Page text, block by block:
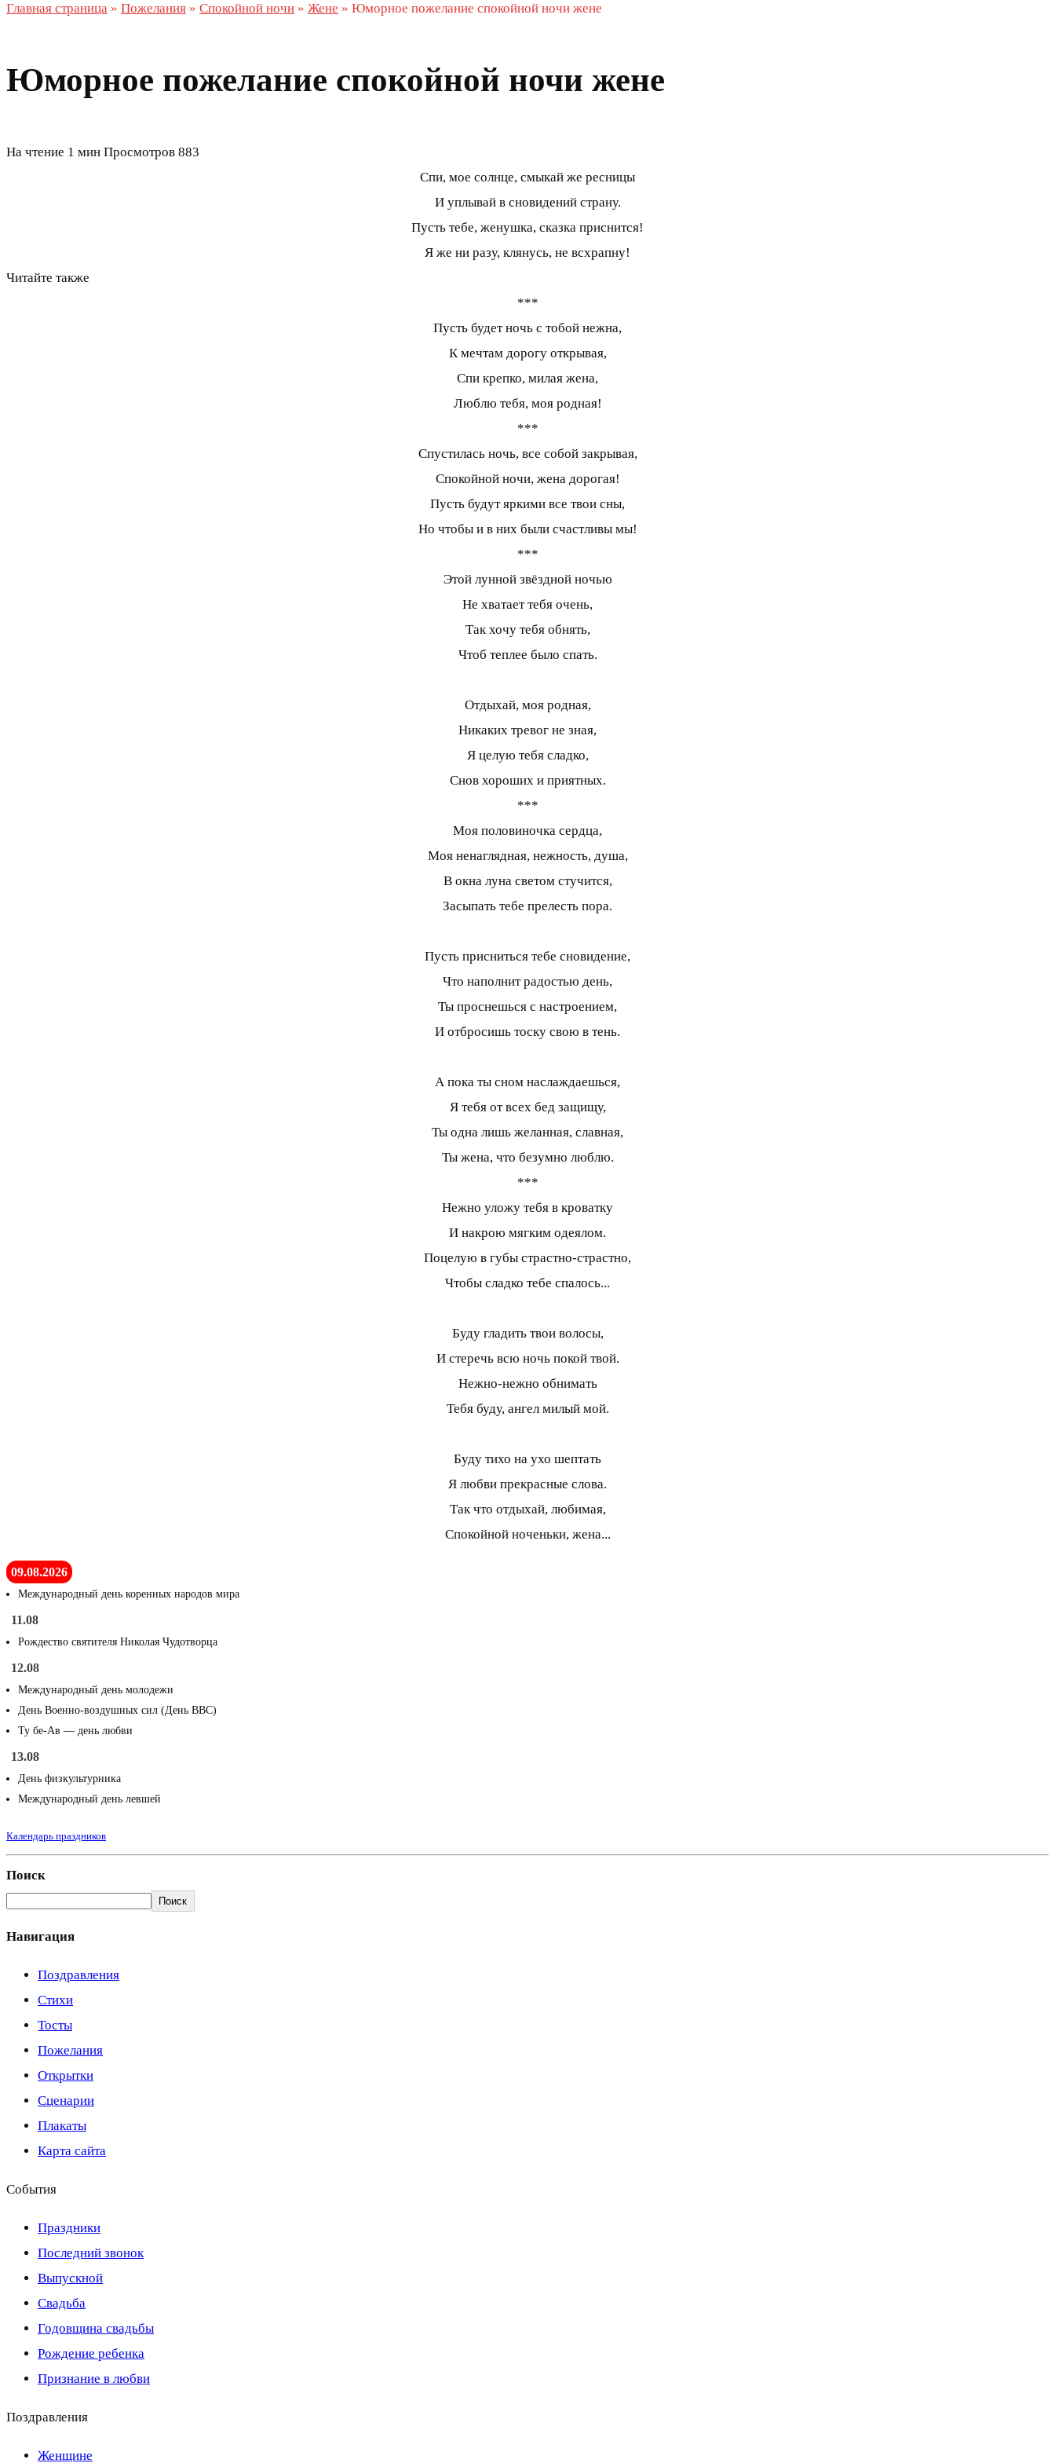
Главная страница » Пожелания » Спокойной ночи » Жене » Юморное пожелание спокойной ночи жене
Юморное пожелание спокойной ночи жене
На чтение 1 мин Просмотров 883
Спи, мое солнце, смыкай же ресницы
И уплывай в сновидений страну.
Пусть тебе, женушка, сказка приснится!
Я же ни разу, клянусь, не всхрапну!
Читайте также
***
Пусть будет ночь с тобой нежна,
К мечтам дорогу открывая,
Спи крепко, милая жена,
Люблю тебя, моя родная!
***
Спустилась ночь, все собой закрывая,
Спокойной ночи, жена дорогая!
Пусть будут яркими все твои сны,
Но чтобы и в них были счастливы мы!
***
Этой лунной звёздной ночью
Не хватает тебя очень,
Так хочу тебя обнять,
Чтоб теплее было спать.
Отдыхай, моя родная,
Никаких тревог не зная,
Я целую тебя сладко,
Снов хороших и приятных.
***
Моя половиночка сердца,
Моя ненаглядная, нежность, душа,
В окна луна светом стучится,
Засыпать тебе прелесть пора.
Пусть присниться тебе сновидение,
Что наполнит радостью день,
Ты проснешься с настроением,
И отбросишь тоску свою в тень.
А пока ты сном наслаждаешься,
Я тебя от всех бед защищу,
Ты одна лишь желанная, славная,
Ты жена, что безумно люблю.
***
Нежно уложу тебя в кроватку
И накрою мягким одеялом.
Поцелую в губы страстно-страстно,
Чтобы сладко тебе спалось...
Буду гладить твои волосы,
И стеречь всю ночь покой твой.
Нежно-нежно обнимать
Тебя буду, ангел милый мой.
Буду тихо на ухо шептать
Я любви прекрасные слова.
Так что отдыхай, любимая,
Спокойной ноченьки, жена...
09.08.2026
Международный день коренных народов мира
11.08
Рождество святителя Николая Чудотворца
12.08
Международный день молодежи
День Военно-воздушных сил (День ВВС)
Ту бе-Ав — день любви
13.08
День физкультурника
Международный день левшей
Календарь праздников
Поиск
Поиск
Навигация
Поздравления
Стихи
Тосты
Пожелания
Открытки
Сценарии
Плакаты
Карта сайта
События
Праздники
Последний звонок
Выпускной
Свадьба
Годовщина свадьбы
Рождение ребенка
Признание в любви
Поздравления
Женщине